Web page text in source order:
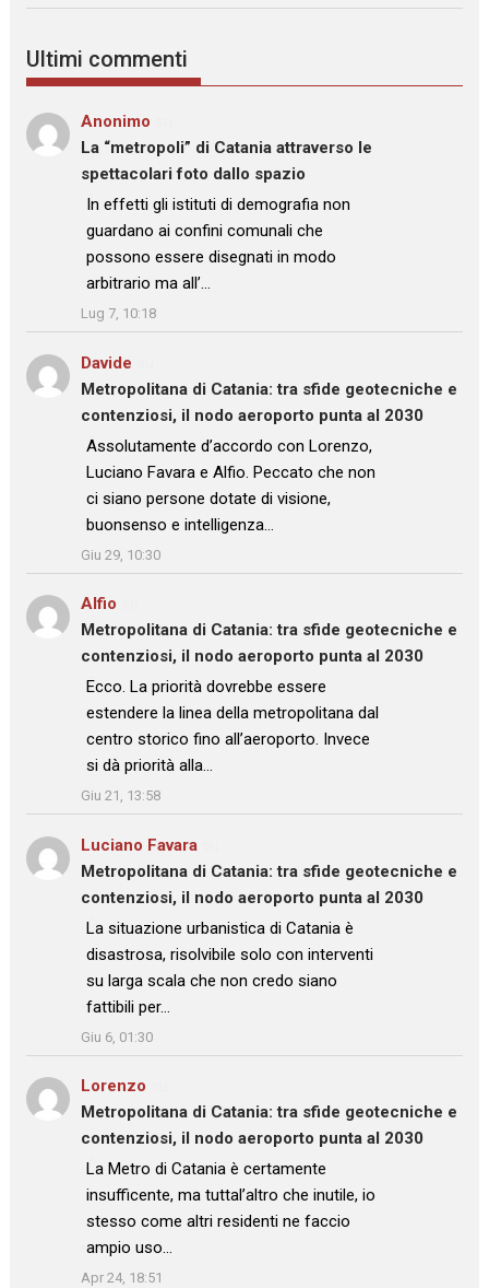
Ultimi commenti
Anonimo
La “metropoli” di Catania attraverso le
spettacolari foto dallo spazio
: “In effetti gli istituti di demografia non
guardano ai confini comunali che
possono essere disegnati in modo
arbitrario ma all’…
”
Lug 7, 10:18
Davide
Metropolitana di Catania: tra sfide geotecniche e
contenziosi, il nodo aeroporto punta al 2030
: “
Assolutamente d’accordo con Lorenzo,
Luciano Favara e Alfio. Peccato che non
ci siano persone dotate di visione,
buonsenso e intelligenza…
”
Giu 29, 10:30
Alfio
Metropolitana di Catania: tra sfide geotecniche e
contenziosi, il nodo aeroporto punta al 2030
: “Ecco. La priorità dovrebbe essere
estendere la linea della metropolitana dal
centro storico fino all’aeroporto. Invece
si dà priorità alla…
”
Giu 21, 13:58
Luciano Favara
Metropolitana di Catania: tra sfide geotecniche e
contenziosi, il nodo aeroporto punta al 2030
: “La situazione urbanistica di Catania è
disastrosa, risolvibile solo con interventi
su larga scala che non credo siano
fattibili per…
”
Giu 6, 01:30
Lorenzo
Metropolitana di Catania: tra sfide geotecniche e
contenziosi, il nodo aeroporto punta al 2030
: “La Metro di Catania è certamente
insufficente, ma tuttal’altro che inutile, io
stesso come altri residenti ne faccio
ampio uso…
”
Apr 24, 18:51